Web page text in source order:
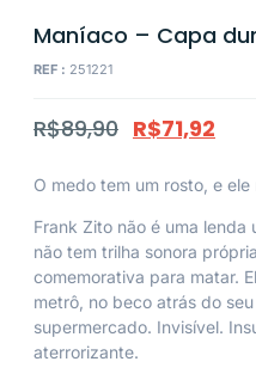
Maníaco – Capa
REF : 251221
R$89,90 R$71,92
O medo tem um rosto, e ele
Frank Zito não é uma lenda
não tem trilha sonora
comemorativa para matar.
metrô, no beco atrás do
supermercado. Invisível.
aterrorizante.